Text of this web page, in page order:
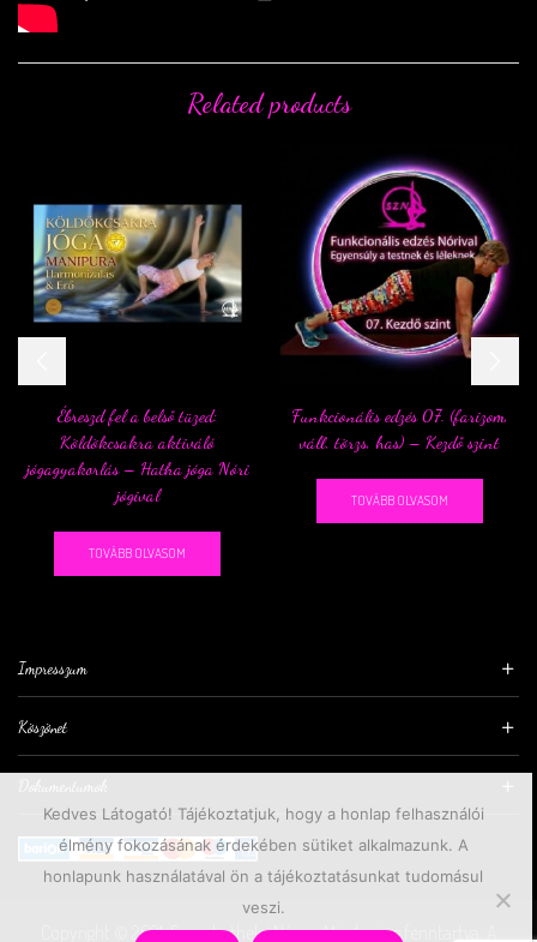
Related products
Ébreszd fel a belső tüzed:
Köldökcsakra aktiváló
jógagyakorlás – Hatha jóga Nóri
jógival
TOVÁBB OLVASOM
Funkcionális edzés 07. (farizom,
váll, törzs, has) – Kezdő szint
TOVÁBB OLVASOM
Impresszum
Köszönet
Dokumentumok
Copyright © 2021, Szombathelyi Nóra – Minden jog fenntartva. A
Kedves Látogató! Tájékoztatjuk, hogy a honlap felhasználói
élmény fokozásának érdekében sütiket alkalmazunk. A
honlapunk használatával ön a tájékoztatásunkat tudomásul
veszi.